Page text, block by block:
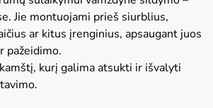
Jie montuojami prieš siurblius,
ar kitus įrenginius, apsaugant juos
pažeidimo.
kurį galima atsukti ir išvalyti